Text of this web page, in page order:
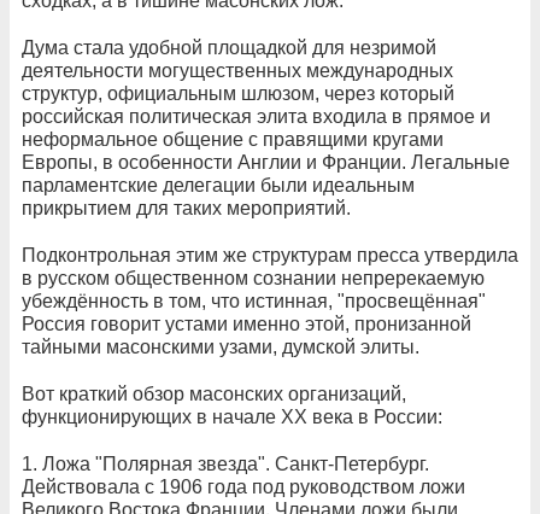
Дума стала удобной площадкой для незримой
деятельности могущественных международных
структур, официальным шлюзом, через который
российская политическая элита входила в прямое и
неформальное общение с правящими кругами
Европы, в особенности Англии и Франции. Легальные
парламентские делегации были идеальным
прикрытием для таких мероприятий.
Подконтрольная этим же структурам пресса утвердила
в русском общественном сознании непререкаемую
убеждённость в том, что истинная, "просвещённая"
Россия говорит устами именно этой, пронизанной
тайными масонскими узами, думской элиты.
Вот краткий обзор масонских организаций,
функционирующих в начале XX века в России:
1. Ложа "Полярная звезда". Санкт-Петербург.
Действовала с 1906 года под руководством ложи
Великого Востока Франции. Членами ложи были